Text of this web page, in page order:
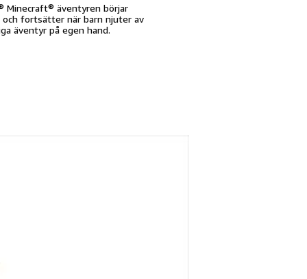
Minecraft® äventyren börjar
fortsätter när barn njuter av
äventyr på egen hand.